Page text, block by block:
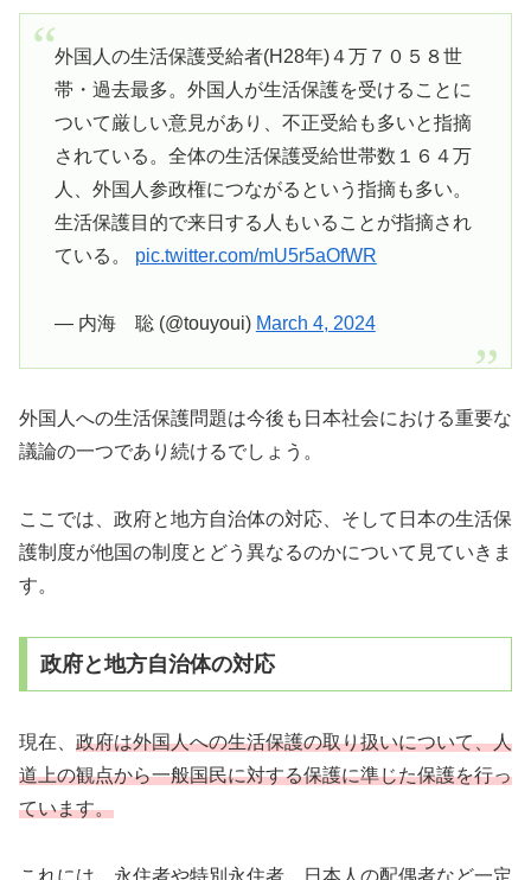
外国人の生活保護受給者(H28年)４万７０５８世
帯・過去最多。外国人が生活保護を受けることに
ついて厳しい意見があり、不正受給も多いと指摘
されている。全体の生活保護受給世帯数１６４万
人、外国人参政権につながるという指摘も多い。
生活保護目的で来日する人もいることが指摘され
ている。 pic.twitter.com/mU5r5aOfWR
— 内海 聡 (@touyoui) March 4, 2024
外国人への生活保護問題は今後も日本社会における重要な
議論の一つであり続けるでしょう。
ここでは、政府と地方自治体の対応、そして日本の生活保
護制度が他国の制度とどう異なるのかについて見ていきま
す。
政府と地方自治体の対応
現在、 政府は外国人への生活保護の取り扱いについて、人
道上の観点から一般国民に対する保護に準じた保護を行っ
ています。
これには、永住者や特別永住者、日本人の配偶者など一定